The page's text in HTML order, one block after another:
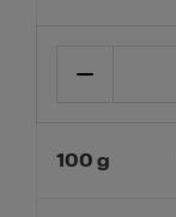
100 g